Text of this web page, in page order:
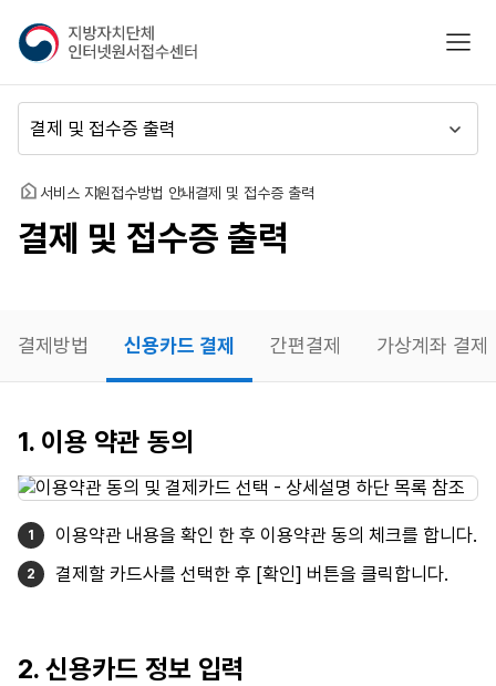
지
방
자
치
단
체
인
넷
원
수
센
터
모바
뉴
동
홈 서비스 지원접수방법 안내결제 및 접수증 출력
결제 및 접수증 출력
결제방법 신용카드 결제 간편결제 가상계좌 결제
신용카드
결제
1. 이용 약관 동의
이용약관 내용을 확인 한 후 이용약관 동의 체크를 합니다.
결제할 카드사를 선택한 후 [확인] 버튼을 클릭합니다.
2. 신용카드 정보 입력